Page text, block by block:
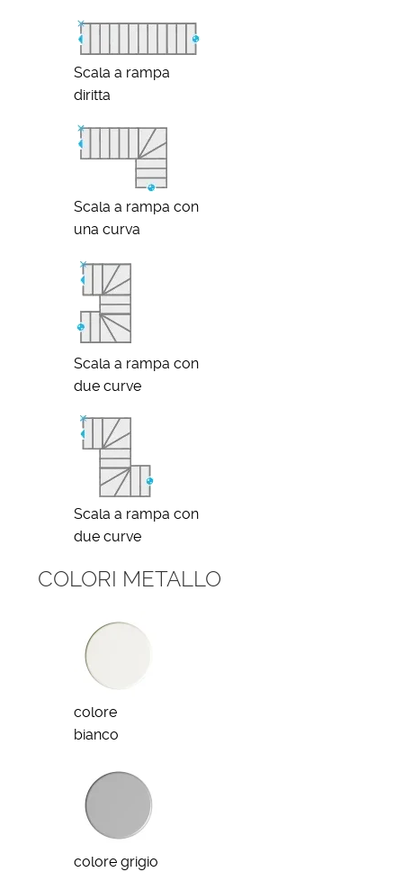
Scala a rampa
diritta
Scala a rampa con
una curva
Scala a rampa con
due curve
Scala a rampa con
due curve
COLORI METALLO
colore
bianco
colore grigio